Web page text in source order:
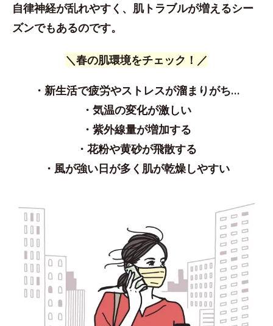
自律神経が乱れやすく、肌トラブルが増えるシー
ズンでもあるのです。
＼春の肌環境をチェック！／
・新生活で疲労やストレスが溜まりがち…
・気温の変化が激しい
・紫外線量が増加する
・花粉や黄砂が飛散する
・風が強い日が多く肌が乾燥しやすい